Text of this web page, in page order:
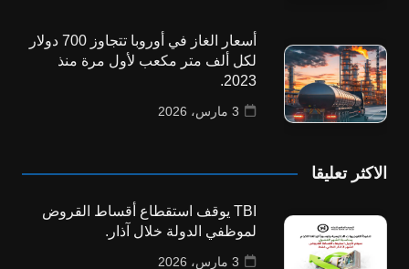
أسعار الغاز في أوروبا تتجاوز 700 دولار
لكل ألف متر مكعب لأول مرة منذ
2023.
3 مارس، 2026
الاكثر تعليقا
TBI يوقف استقطاع أقساط القروض
لموظفي الدولة خلال آذار.
3 مارس، 2026